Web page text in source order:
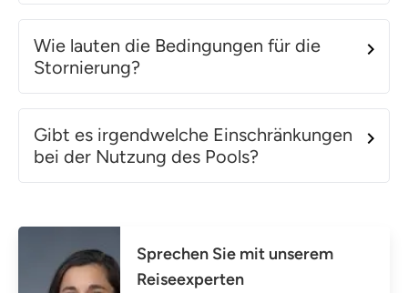
Wie lauten die Bedingungen für die
Stornierung?
Gibt es irgendwelche Einschränkungen
bei der Nutzung des Pools?
Sprechen Sie mit unserem
Reiseexperten